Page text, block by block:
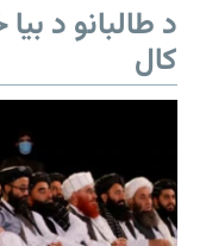
د طالبانو د
کال